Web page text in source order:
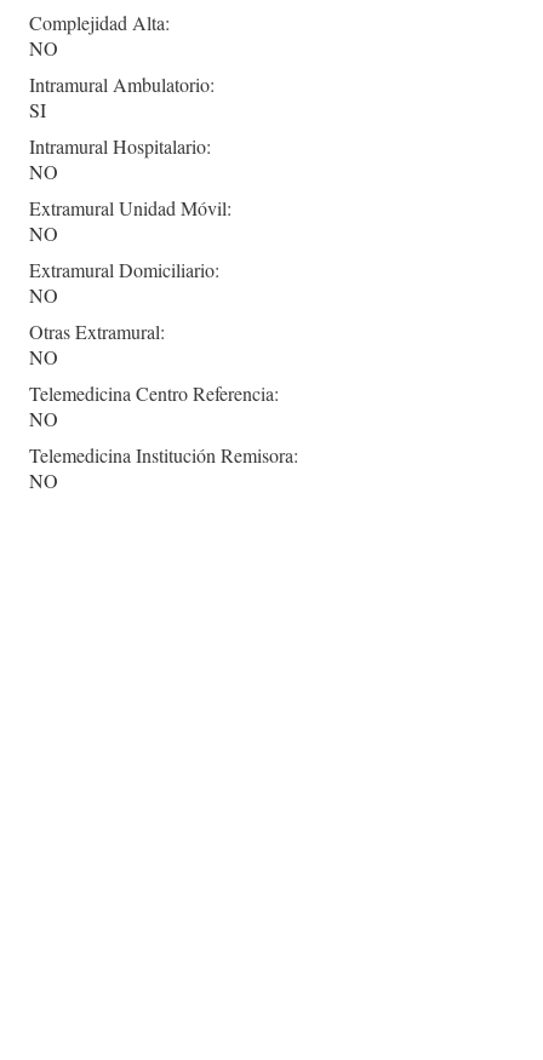
Complejidad Alta:
NO
Intramural Ambulatorio:
SI
Intramural Hospitalario:
NO
Extramural Unidad Móvil:
NO
Extramural Domiciliario:
NO
Otras Extramural:
NO
Telemedicina Centro Referencia:
NO
Telemedicina Institución Remisora:
NO